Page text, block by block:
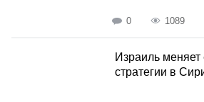
0 1089
Израиль
стратегии в